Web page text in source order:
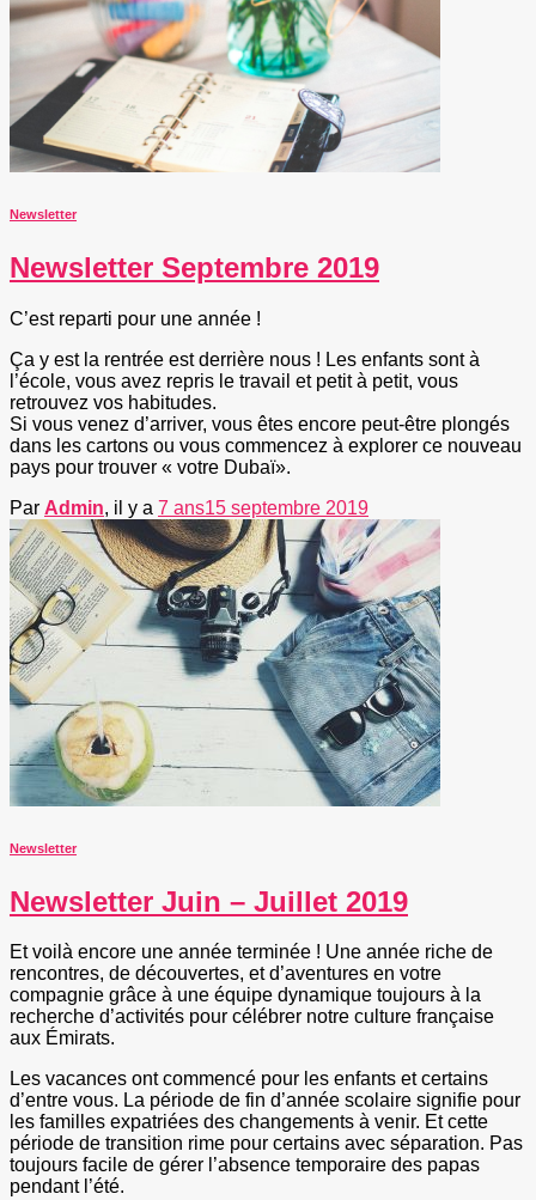
Newsletter
Newsletter Septembre 2019
C’est reparti pour une année !
Ça y est la rentrée est derrière nous ! Les enfants sont à
l’école, vous avez repris le travail et petit à petit, vous
retrouvez vos habitudes.
Si vous venez d’arriver, vous êtes encore peut-être plongés
dans les cartons ou vous commencez à explorer ce nouveau
pays pour trouver « votre Dubaï».
Par Admin, il y a 7 ans15 septembre 2019
Newsletter
Newsletter Juin – Juillet 2019
Et voilà encore une année terminée ! Une année riche de
rencontres, de découvertes, et d’aventures en votre
compagnie grâce à une équipe dynamique toujours à la
recherche d’activités pour célébrer notre culture française
aux Émirats.
Les vacances ont commencé pour les enfants et certains
d’entre vous. La période de fin d’année scolaire signifie pour
les familles expatriées des changements à venir. Et cette
période de transition rime pour certains avec séparation. Pas
toujours facile de gérer l’absence temporaire des papas
pendant l’été.